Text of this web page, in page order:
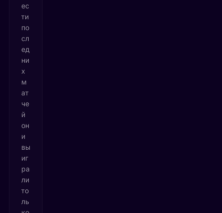
ес
ти
по
сл
ед
ни
х
м
ат
че
й
он
и
вы
иг
ра
ли
то
ль